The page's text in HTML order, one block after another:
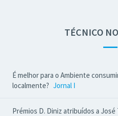
TÉCNICO
—
É melhor para o Ambiente
localmente? Jornal I
Prémios D. Diniz atribuídos a